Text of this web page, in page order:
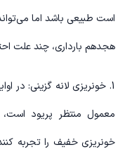
است طبیعی باشد اما
هجدهم بارداری، چند علت
1. خونریزی لانه گزینی: در
معمول منتظر پریود
خونریزی خفیف را تجربه